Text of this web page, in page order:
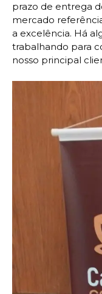
prazo de entrega
mercado
a excelência. Há
trabalhando para
nosso principal